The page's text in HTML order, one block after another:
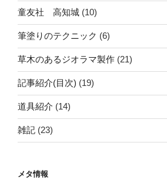
童友社 高知城 (10)
筆塗りのテクニック (6)
草木のあるジオラマ製作 (21)
記事紹介(目次) (19)
道具紹介 (14)
雑記 (23)
メタ情報